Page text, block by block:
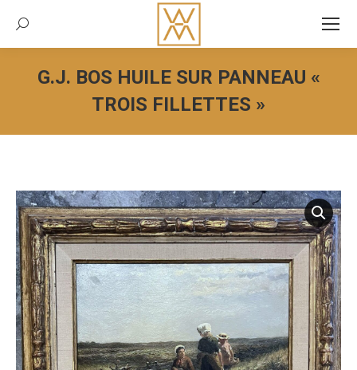
Recherche:
G.J. BOS HUILE SUR PANNEAU «
TROIS FILLETTES »
Vous êtes ici :